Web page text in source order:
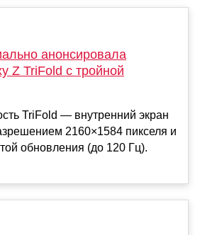
анонсировала
Z TriFold с тройной
TriFold — внутренний экран
2160×1584 пикселя и
обновления (до 120 Гц).